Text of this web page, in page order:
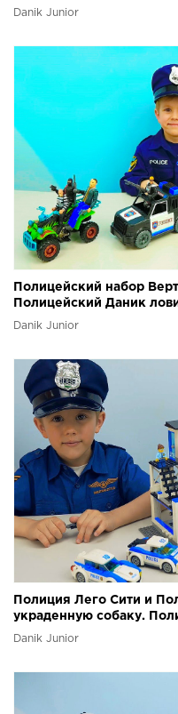
WHEELS
Danik Junior
Полицейский набор
Полицейский Даник
Danik Junior
Полиция Лего Сити и
украденную собаку.
Danik Junior